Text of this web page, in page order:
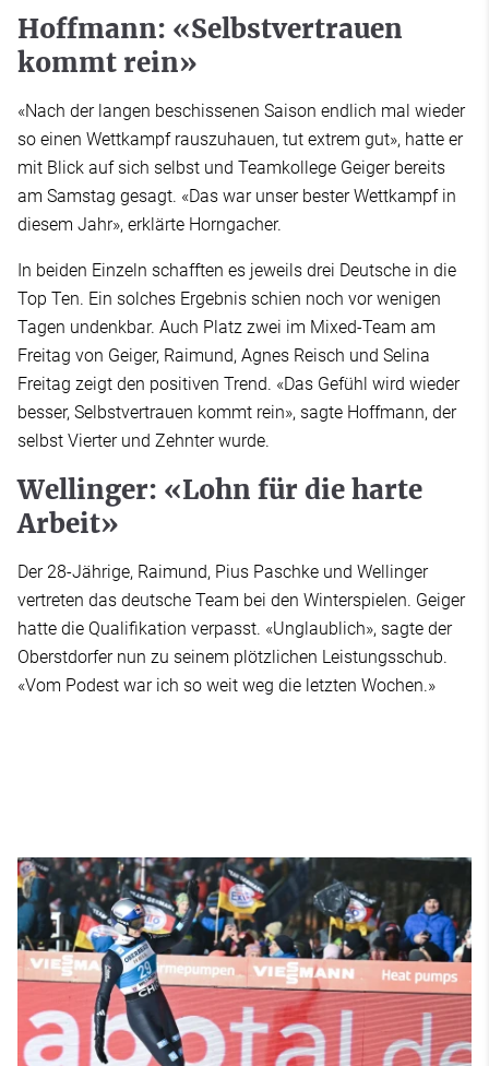
Hoffmann: «Selbstvertrauen
kommt rein»
«Nach der langen beschissenen Saison endlich mal wieder
so einen Wettkampf rauszuhauen, tut extrem gut», hatte er
mit Blick auf sich selbst und Teamkollege Geiger bereits
am Samstag gesagt. «Das war unser bester Wettkampf in
diesem Jahr», erklärte Horngacher.
In beiden Einzeln schafften es jeweils drei Deutsche in die
Top Ten. Ein solches Ergebnis schien noch vor wenigen
Tagen undenkbar. Auch Platz zwei im Mixed-Team am
Freitag von Geiger, Raimund, Agnes Reisch und Selina
Freitag zeigt den positiven Trend. «Das Gefühl wird wieder
besser, Selbstvertrauen kommt rein», sagte Hoffmann, der
selbst Vierter und Zehnter wurde.
Wellinger: «Lohn für die harte
Arbeit»
Der 28-Jährige, Raimund, Pius Paschke und Wellinger
vertreten das deutsche Team bei den Winterspielen. Geiger
hatte die Qualifikation verpasst. «Unglaublich», sagte der
Oberstdorfer nun zu seinem plötzlichen Leistungsschub.
«Vom Podest war ich so weit weg die letzten Wochen.»